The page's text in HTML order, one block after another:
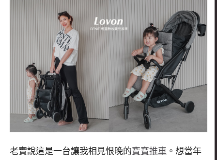
老實說這是一台讓我相見恨晚的寶寶推車 。想當年